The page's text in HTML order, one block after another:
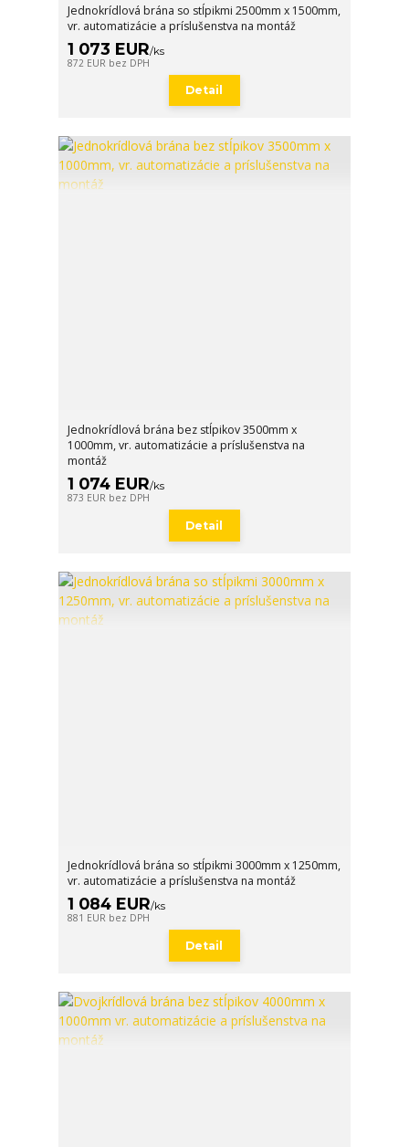
Jednokrídlová brána so stĺpikmi 2500mm x 1500mm,
vr. automatizácie a príslušenstva na montáž
1 073 EUR/ks
872 EUR bez DPH
Detail
Jednokrídlová brána bez stĺpikov 3500mm x
1000mm, vr. automatizácie a príslušenstva na
montáž
1 074 EUR/ks
873 EUR bez DPH
Detail
Jednokrídlová brána so stĺpikmi 3000mm x 1250mm,
vr. automatizácie a príslušenstva na montáž
1 084 EUR/ks
881 EUR bez DPH
Detail